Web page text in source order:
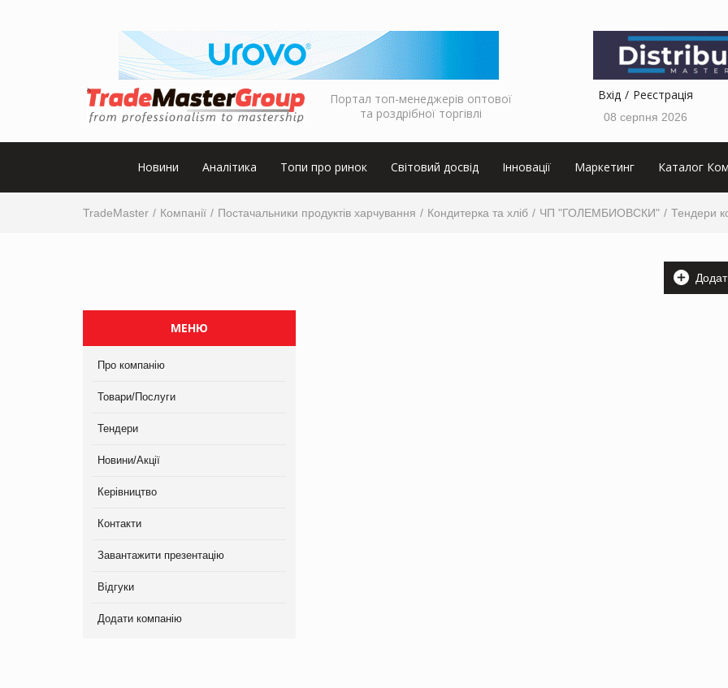
Портал топ-менеджерів оптової
та роздрібної торгівлі
Вхід Реєстрація
08 серпня 2026
Новини Аналітика Топи про ринок Світовий досвід Інновації Маркетинг Каталог
TradeMaster Компанії Постачальники продуктів харчування Кондитерка та хліб ЧП "ГОЛЕМБИОВСКИ" Тендери
МЕНЮ
Про компанію
Товари/Послуги
Тендери
Новини/Акції
Керівництво
Контакти
Завантажити презентацію
Відгуки
Додати компанію